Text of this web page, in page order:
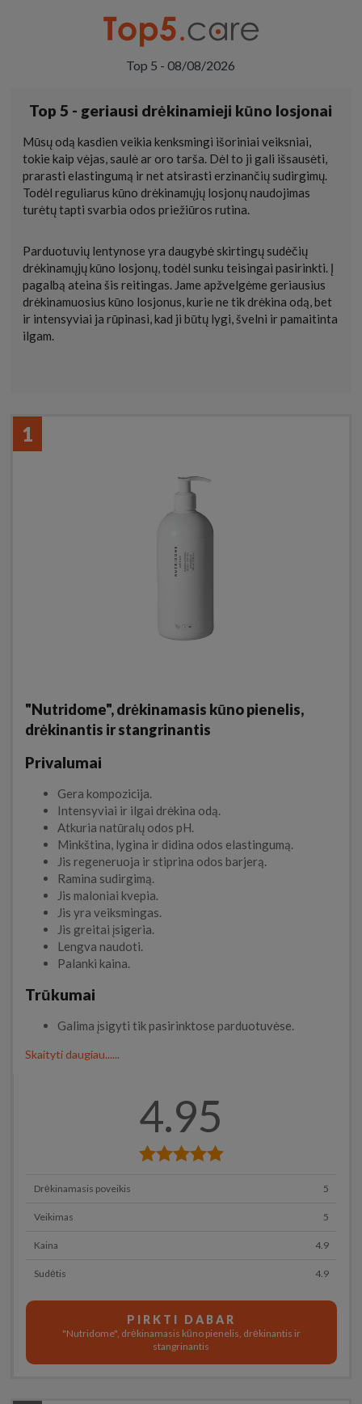
Top 5 - 08/08/2026
Top 5 - geriausi drėkinamieji kūno losjonai
Mūsų odą kasdien veikia kenksmingi išoriniai veiksniai,
tokie kaip vėjas, saulė ar oro tarša. Dėl to ji gali išsausėti,
prarasti elastingumą ir net atsirasti erzinančių sudirgimų.
Todėl reguliarus kūno drėkinamųjų losjonų naudojimas
turėtų tapti svarbia odos priežiūros rutina.
Parduotuvių lentynose yra daugybė skirtingų sudėčių
drėkinamųjų kūno losjonų, todėl sunku teisingai pasirinkti. Į
pagalbą ateina šis reitingas. Jame apžvelgėme geriausius
drėkinamuosius kūno losjonus, kurie ne tik drėkina odą, bet
ir intensyviai ja rūpinasi, kad ji būtų lygi, švelni ir pamaitinta
ilgam.
1
"Nutridome", drėkinamasis kūno pienelis,
drėkinantis ir stangrinantis
Privalumai
Gera kompozicija.
Intensyviai ir ilgai drėkina odą.
Atkuria natūralų odos pH.
Minkština, lygina ir didina odos elastingumą.
Jis regeneruoja ir stiprina odos barjerą.
Ramina sudirgimą.
Jis maloniai kvepia.
Jis yra veiksmingas.
Jis greitai įsigeria.
Lengva naudoti.
Palanki kaina.
Trūkumai
Galima įsigyti tik pasirinktose parduotuvėse.
Skaityti daugiau......
4.95
Drėkinamasis poveikis 5
Veikimas 5
Kaina 4.9
Sudėtis 4.9
PIRKTI DABAR
"Nutridome", drėkinamasis kūno pienelis, drėkinantis ir
stangrinantis